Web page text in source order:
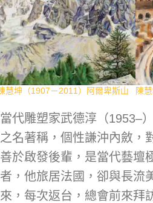
慧坤（1907－2011）阿爾卑斯山 陳
當代雕塑家武德淳（1953–
之名著稱，個性謙沖內斂，
善於啟發後輩，是當代藝壇
者，他旅居法國，卻與長流
來，每次返台，總會前來拜